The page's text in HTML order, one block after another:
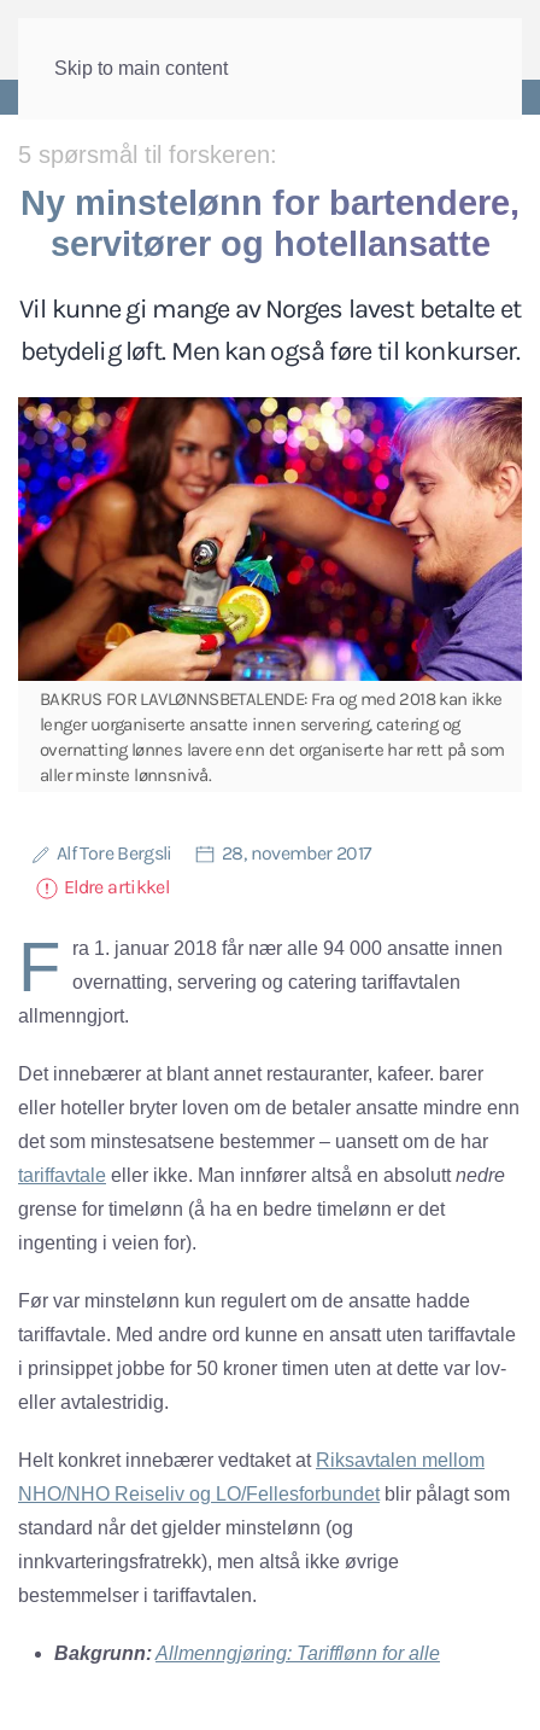
Skip to main content
5 spørsmål til forskeren:
Ny minstelønn for bartendere,
servitører og hotellansatte
Vil kunne gi mange av Norges lavest betalte et
betydelig løft. Men kan også føre til konkurser.
BAKRUS FOR LAVLØNNSBETALENDE: Fra og med 2018 kan ikke
lenger uorganiserte ansatte innen servering, catering og
overnatting lønnes lavere enn det organiserte har rett på som
aller minste lønnsnivå.
Alf Tore Bergsli
28, november 2017
Eldre artikkel
F
ra 1. januar 2018 får nær alle 94 000 ansatte innen
overnatting, servering og catering tariffavtalen
allmenngjort.
Det innebærer at blant annet restauranter, kafeer. barer
eller hoteller bryter loven om de betaler ansatte mindre enn
det som minstesatsene bestemmer – uansett om de har
tariffavtale eller ikke. Man innfører altså en absoluttnedre
grense for timelønn (å ha en bedre timelønn er det
ingenting i veien for).
Før var minstelønn kun regulert om de ansatte hadde
tariffavtale. Med andre ord kunne en ansatt uten tariffavtale
i prinsippet jobbe for 50 kroner timen uten at dette var lov-
eller avtalestridig.
Helt konkret innebærer vedtaket at Riksavtalen mellom
NHO/NHO Reiseliv og LO/Fellesforbundetblir pålagt som
standard når det gjelder minstelønn (og
innkvarteringsfratrekk), men altså ikke øvrige
bestemmelser i tariffavtalen.
Bakgrunn:Allmenngjøring: Tarifflønn for alle